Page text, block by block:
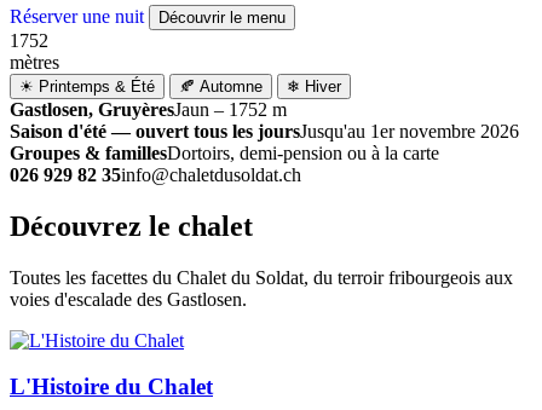
Réserver une nuit Découvrir le menu
1752
mètres
☀ Printemps & Été 🍂 Automne ❄ Hiver
Gastlosen, GruyèresJaun – 1752 m
Saison d'été — ouvert tous les joursJusqu'au 1er novembre 2026
Groupes & famillesDortoirs, demi-pension ou à la carte
026 929 82 35info@chaletdusoldat.ch
Découvrez le chalet
Toutes les facettes du Chalet du Soldat, du terroir fribourgeois aux
voies d'escalade des Gastlosen.
L'Histoire du Chalet